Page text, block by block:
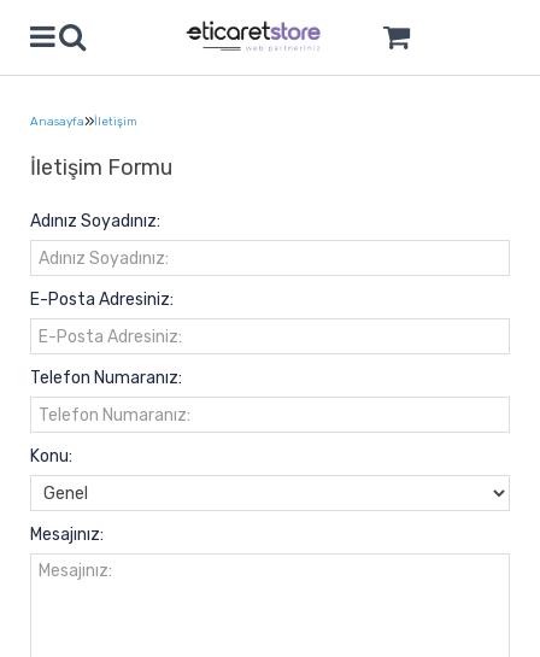
Anasayfa»İletişim
İletişim Formu
Adınız Soyadınız:
E-Posta Adresiniz:
Telefon Numaranız:
Konu:
Mesajınız: